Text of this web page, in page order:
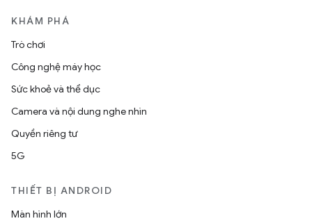
KHÁM PHÁ
Trò chơi
Công nghệ máy học
Sức khoẻ và thể dục
Camera và nội dung nghe nhìn
Quyền riêng tư
5G
THIẾT BỊ ANDROID
Màn hình lớn